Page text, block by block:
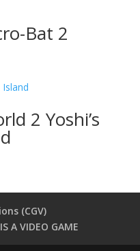
Bat 2
2 Yoshi’s
(CGV)
A VIDEO GAME